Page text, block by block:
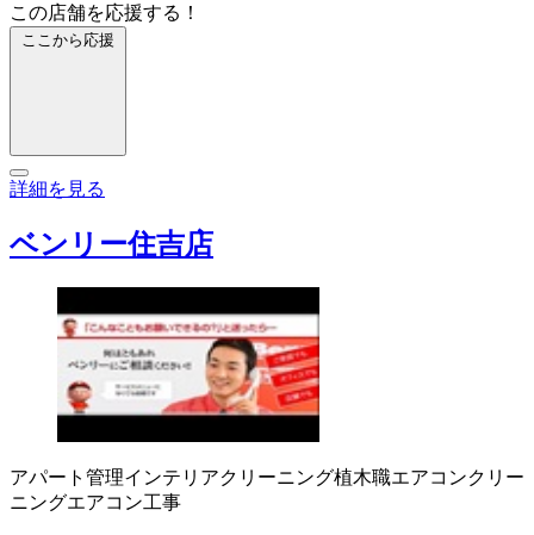
この店舗を応援する！
ここから応援
詳細を見る
ベンリー住吉店
アパート管理インテリアクリーニング植木職エアコンクリー
ニングエアコン工事